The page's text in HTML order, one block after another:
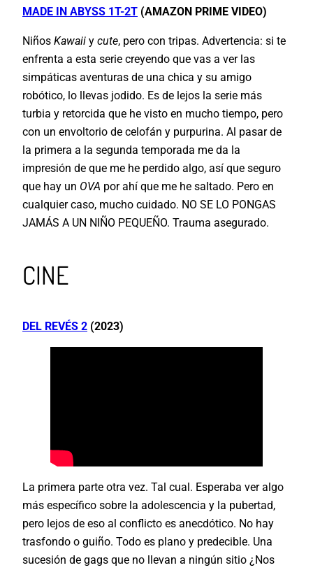
MADE IN ABYSS 1T-2T (AMAZON PRIME VIDEO)
Niños Kawaii y cute, pero con tripas. Advertencia: si te
enfrenta a esta serie creyendo que vas a ver las
simpáticas aventuras de una chica y su amigo
robótico, lo llevas jodido. Es de lejos la serie más
turbia y retorcida que he visto en mucho tiempo, pero
con un envoltorio de celofán y purpurina. Al pasar de
la primera a la segunda temporada me da la
impresión de que me he perdido algo, así que seguro
que hay un OVA por ahí que me he saltado. Pero en
cualquier caso, mucho cuidado. NO SE LO PONGAS
JAMÁS A UN NIÑO PEQUEÑO. Trauma asegurado.
CINE
DEL REVÉS 2 (2023)
La primera parte otra vez. Tal cual. Esperaba ver algo
más específico sobre la adolescencia y la pubertad,
pero lejos de eso al conflicto es anecdótico. No hay
trasfondo o guiño. Todo es plano y predecible. Una
sucesión de gags que no llevan a ningún sitio ¿Nos